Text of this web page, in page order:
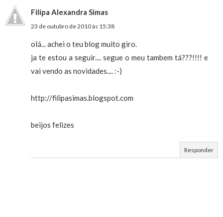
Filipa Alexandra Simas
23 de outubro de 2010 às 15:38
olá... achei o teu blog muito giro.
ja te estou a seguir.... segue o meu tambem tá???!!!! e
vai vendo as novidades.... :-)
http://filipasimas.blogspot.com
beijos felizes
Responder